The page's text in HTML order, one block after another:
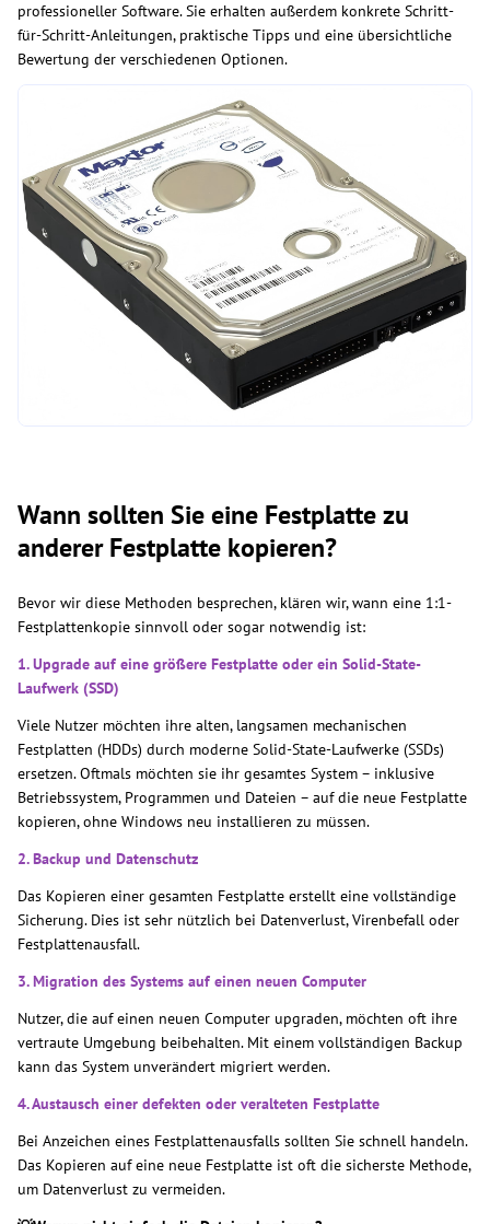
professioneller Software. Sie erhalten außerdem konkrete Schritt-
für-Schritt-Anleitungen, praktische Tipps und eine übersichtliche
Bewertung der verschiedenen Optionen.
Wann sollten Sie eine Festplatte zu
anderer Festplatte kopieren?
Bevor wir diese Methoden besprechen, klären wir, wann eine 1:1-
Festplattenkopie sinnvoll oder sogar notwendig ist:
1. Upgrade auf eine größere Festplatte oder ein Solid-State-
Laufwerk (SSD)
Viele Nutzer möchten ihre alten, langsamen mechanischen
Festplatten (HDDs) durch moderne Solid-State-Laufwerke (SSDs)
ersetzen. Oftmals möchten sie ihr gesamtes System – inklusive
Betriebssystem, Programmen und Dateien – auf die neue Festplatte
kopieren, ohne Windows neu installieren zu müssen.
2. Backup und Datenschutz
Das Kopieren einer gesamten Festplatte erstellt eine vollständige
Sicherung. Dies ist sehr nützlich bei Datenverlust, Virenbefall oder
Festplattenausfall.
3. Migration des Systems auf einen neuen Computer
Nutzer, die auf einen neuen Computer upgraden, möchten oft ihre
vertraute Umgebung beibehalten. Mit einem vollständigen Backup
kann das System unverändert migriert werden.
4. Austausch einer defekten oder veralteten Festplatte
Bei Anzeichen eines Festplattenausfalls sollten Sie schnell handeln.
Das Kopieren auf eine neue Festplatte ist oft die sicherste Methode,
um Datenverlust zu vermeiden.